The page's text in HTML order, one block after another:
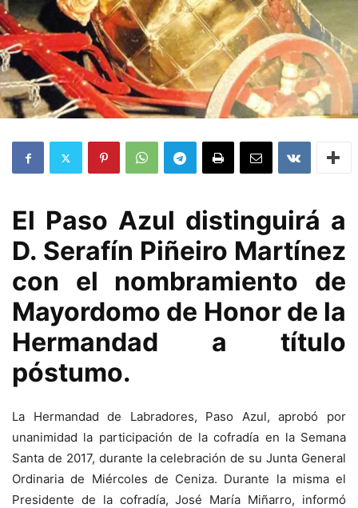
El Paso Azul distinguirá a
D. Serafín Piñeiro Martínez
con el nombramiento de
Mayordomo de Honor de la
Hermandad a título
póstumo.
La Hermandad de Labradores, Paso Azul, aprobó por
unanimidad la participación de la cofradía en la Semana
Santa de 2017, durante la celebración de su Junta General
Ordinaria de Miércoles de Ceniza. Durante la misma el
Presidente de la cofradía, José María Miñarro, informó